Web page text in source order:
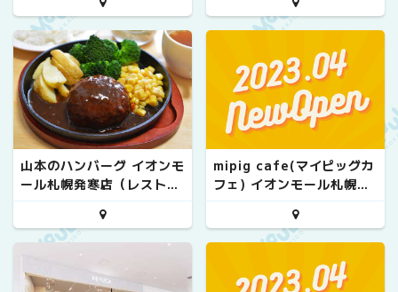
山本のハンバーグ イオンモ
ール札幌発寒店（レストラ
ン/札幌市西区）
mipig cafe(マイピッグカ
フェ) イオンモール札幌発
寒店（カフェ/札幌市西